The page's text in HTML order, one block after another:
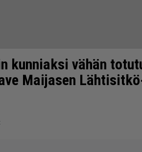
kunniaksi vähän
Maijasen